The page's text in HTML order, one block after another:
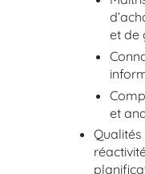
et de
et
Qualités